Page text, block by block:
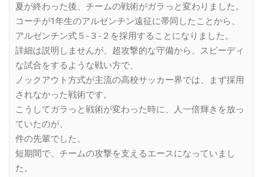
夏が終わった後、チームの戦術がガラっと変わりました。
コーチが1年生のアルゼンチン遠征に帯同したことから、
アルゼンチン式５-３-２を採用することになりました。
詳細は説明しませんが、超攻撃的な守備から、スピーディ
な試合をするような戦い方で、
ノックアウト方式が主流の高校サッカー界では、まず採用
されなかった戦術です。
こうしてガラっと戦術が変わった時に、人一倍輝きを放っ
ていたのが、
件の先輩でした。
短期間で、チームの攻撃を支えるエースになっていまし
た。